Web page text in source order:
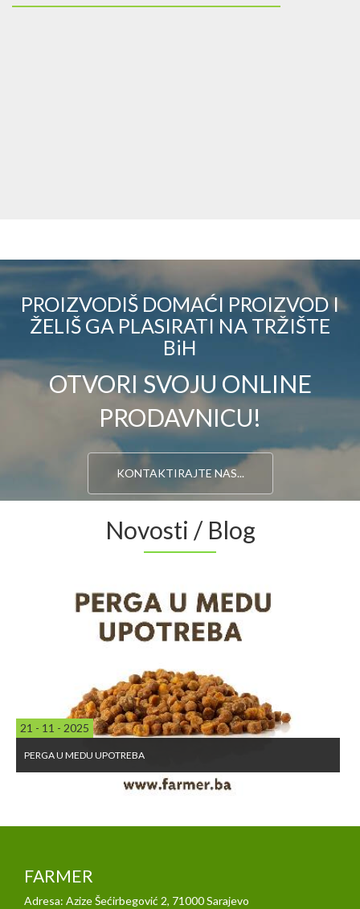
PROIZVODIŠ DOMAĆI PROIZVOD I
ŽELIŠ GA PLASIRATI NA TRŽIŠTE
BiH
OTVORI SVOJU ONLINE
PRODAVNICU!
KONTAKTIRAJTE NAS...
Novosti / Blog
21 - 11 - 2025
PERGA U MEDU UPOTREBA
FARMER
Adresa: Azize Šećirbegović 2, 71000 Sarajevo